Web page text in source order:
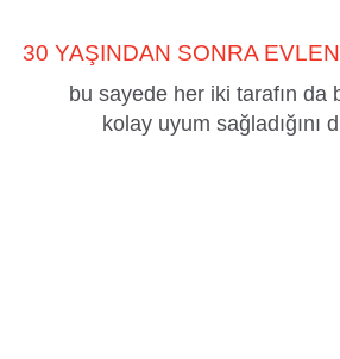
30 YAŞINDAN SONRA
bu sayede her iki tarafın da
kolay uyum sağladığını